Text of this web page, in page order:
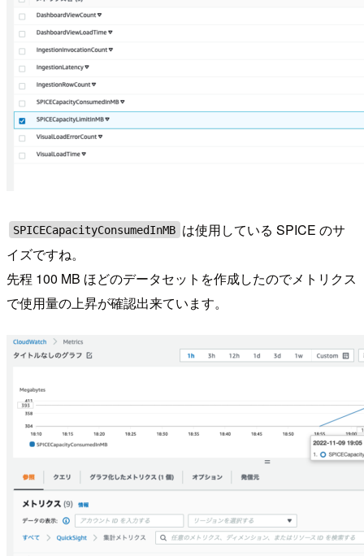
SPICECapacityConsumedInMB は使用している SPICE のサ
イズですね。
先程 100 MB ほどのデータセットを作成したのでメトリクス
で使用量の上昇が確認出来ています。